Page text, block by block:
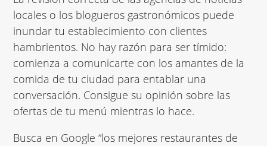
locales o los blogueros gastronómicos puede
inundar tu establecimiento con clientes
hambrientos. No hay razón para ser tímido:
comienza a comunicarte con los amantes de la
comida de tu ciudad para entablar una
conversación. Consigue su opinión sobre las
ofertas de tu menú mientras lo hace.
Busca en Google “los mejores restaurantes de